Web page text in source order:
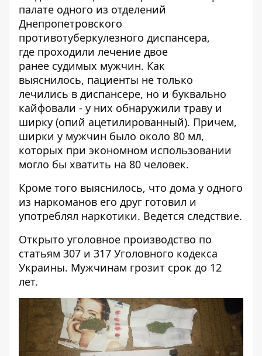
палате одного из отделений
Днепропетровского
противотуберкулезного диспансера,
где проходили лечение двое
ранее судимых мужчин. Как
выяснилось, пациенты не только
лечились в диспансере, но и буквально
кайфовали - у них обнаружили траву и
ширку (опий ацетилированный). Причем,
ширки у мужчин было около 80 мл,
которых при экономном использовании
могло бы хватить на 80 человек.
Кроме того выяснилось, что дома у одного
из наркоманов его друг готовил и
употреблял наркотики. Ведется следствие.
Открыто уголовное производство по
статьям 307 и 317 Уголовного кодекса
Украины. Мужчинам грозит срок до 12
лет.